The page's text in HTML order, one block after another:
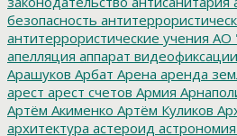
безопасность
антитеррористические учения АО
апелляция аппарат видеофиксации
Арашуков Арбат Арена аренда
арест арест счетов Армия
Артём Акименко Артём Куликов
архитектура астероид астрономия